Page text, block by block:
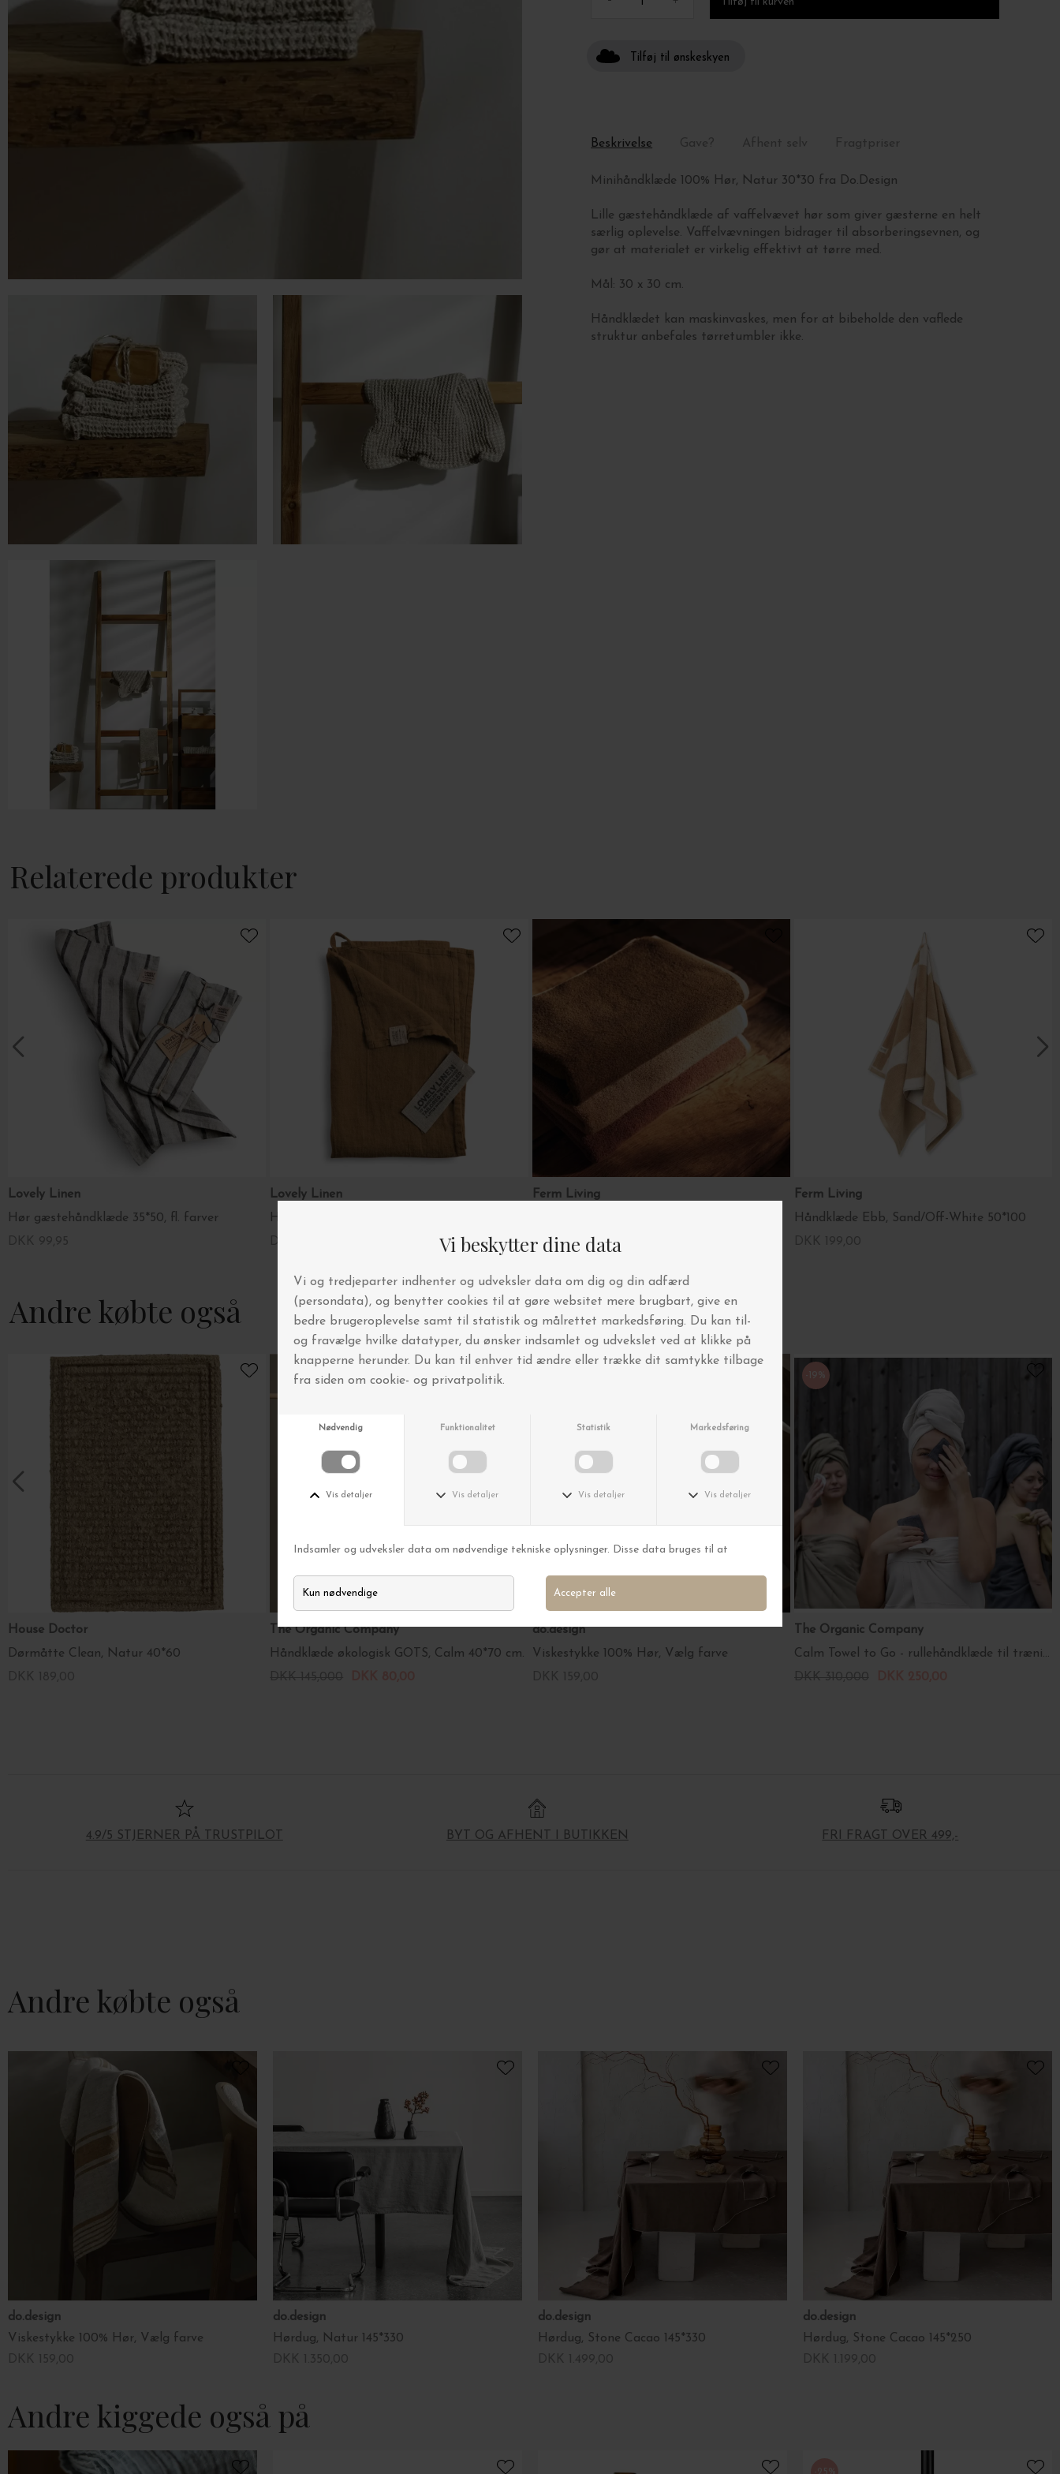
Tilføj til ønskeskyen
Beskrivelse
Minihåndklæde 100% Hør, Natur 30*30 fra Do.Design
Lille gæstehåndklæde af vaffelvævet hør som giver gæsterne en helt
særlig oplevelse. Vaffelvævningen bidrager til absorberingsevnen, og
gør at materialet er virkelig effektivt at tørre med.
Mål: 30 x 30 cm.
Håndklædet kan maskinvaskes, men for at bibeholde den vaflede
struktur anbefales tørretumbler ikke.
Relaterede produkter
Lovely Linen
Hør gæstehåndklæde 35*50, fl. farver
Lovely Linen
Ferm Living
DKK 229,00
Ferm Living
Håndklæde Ebb, Sand/Off-White 50*100
Andre købte også
House Doctor
Dørmåtte Clean, Natur 40*60
-45%
The Organic Company
Håndklæde økologisk GOTS, Calm 40*70 cm.
do.design
Viskestykke 100% Hør, Vælg farve
-19%
The Organic Company
Calm Towel to Go - rullehåndklæde til træning eller en dukkert
4.9/5 STJERNER PÅ TRUSTPILOT BYT OG AFHENT I BUTIKKEN FRI FRAGT OVER 499,-
Andre købte også
do.design
Viskestykke 100% Hør, Vælg farve
do.design
Hørdug, Natur 145*330
do.design
Hørdug, Stone Cacao 145*330
do.design
Hørdug, Stone Cacao 145*250
Andre kiggede også på
-25%